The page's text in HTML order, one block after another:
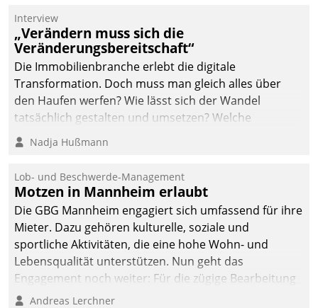
integrieren.
Interview
„Verändern muss sich die
Veränderungsbereitschaft“
Die Immobilienbranche erlebt die digitale
Transformation. Doch muss man gleich alles über
den Haufen werfen? Wie lässt sich der Wandel
tatsächlich gestalten und umsetzen? Welche
Argumente zählen wirklich?
Nadja Hußmann
Lob- und Beschwerde-Management
Motzen in Mannheim erlaubt
Die GBG Mannheim engagiert sich umfassend für ihre
Mieter. Dazu gehören kulturelle, soziale und
sportliche Aktivitäten, die eine hohe Wohn- und
Lebensqualität unterstützen. Nun geht das
Engagement noch weiter: Für die zügige Bearbeitung
von Beschwerden – oder Lob – richtet das
Andreas Lerchner